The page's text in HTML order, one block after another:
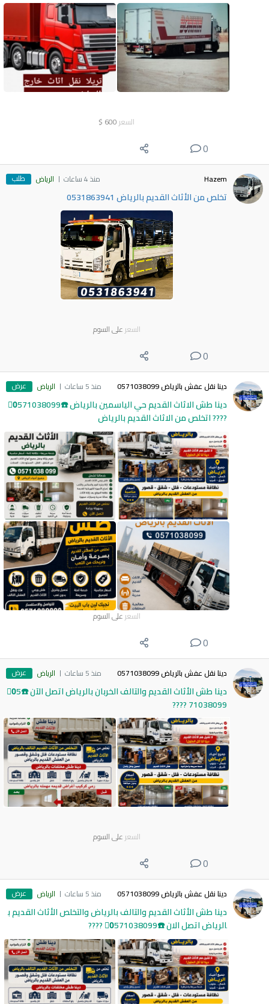
السعر 600
$
0
Hazem منذ 4 ساعات الرياض طلب
تخلص من الأثاث القديم بالرياض 0531863941
السعر على السوم
0
دينا نقل عفش بالرياض 0571038099 منذ 5 ساعات الرياض عرض
دينا طش الاثاث القديم حي الياسمين بالرياض ☎️0َ571038099
???? اتخلص من الاثاث القديم بالرياض
السعر على السوم
0
دينا نقل عفش بالرياض 0571038099 منذ 5 ساعات الرياض عرض
دينا طش الأثاث القديم والتالف الخربان بالرياض اتصل الآن ☎️0َ5
71038099 ????
السعر على السوم
0
دينا نقل عفش بالرياض 0571038099 منذ 5 ساعات الرياض عرض
دينا طش الأثاث القديم والتالف بالرياض والتخلص الأثاث القديم ب
الرياض اتصل الان ☎️0َ571038099 ????